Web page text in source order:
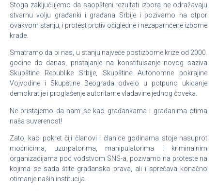
Stoga zaključujemo da saopšteni rezultati izbora ne odražavaju
stvarnu volju građanki i građana Srbije i pozivamo na otpor
ovakvom stanju, i protest protiv očigledne i nezapamćene izborne
krađe.
Smatramo da bi nas, u stanju najveće postizborne krize od 2000.
godine do danas, pristajanje na konstituisanje novog saziva
Skupštine Republike Srbije, Skupštine Autonomne pokrajine
Vojvodine i Skupštine Beograda odvelo u potpuno ukidanje
demokratije i proglašenje autoritarne vladavine jednog čoveka.
Ne pristajemo da nam se kao građankama i građanima otima
naša suverenost!
Zato, kao pokret čiji članovi i članice godinama stoje nasuprot
moćnicima, uzurpatorima, manipulatorima i kriminalnim
organizacijama pod vođstvom SNS-a, pozivamo na proteste na
kojima se sada štite građanska prava, ali i sprečava konačno
otimanje naših institucija.